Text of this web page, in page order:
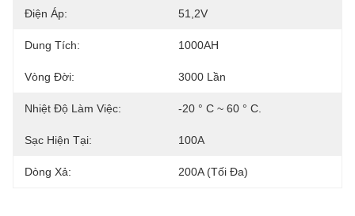
Điện Áp: 51,2V
Dung Tích: 1000AH
Vòng Đời: 3000 Lần
Nhiệt Độ Làm Việc: -20 ° C ~ 60 ° C.
Sạc Hiện Tại: 100A
Dòng Xả: 200A (tối Đa)